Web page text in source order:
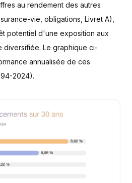
au rendement des autres
vie, obligations, Livret A),
potentiel d'une exposition aux
diversifiée. Le graphique ci-
annualisée de ces
2024).